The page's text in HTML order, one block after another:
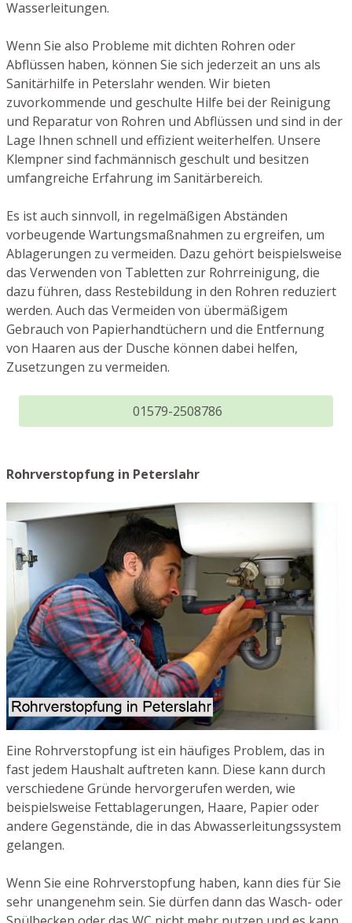
Wasserleitungen.
Wenn Sie also Probleme mit dichten Rohren oder
Abflüssen haben, können Sie sich jederzeit an uns als
Sanitärhilfe in Peterslahr wenden. Wir bieten
zuvorkommende und geschulte Hilfe bei der Reinigung
und Reparatur von Rohren und Abflüssen und sind in der
Lage Ihnen schnell und effizient weiterhelfen. Unsere
Klempner sind fachmännisch geschult und besitzen
umfangreiche Erfahrung im Sanitärbereich.
Es ist auch sinnvoll, in regelmäßigen Abständen
vorbeugende Wartungsmaßnahmen zu ergreifen, um
Ablagerungen zu vermeiden. Dazu gehört beispielsweise
das Verwenden von Tabletten zur Rohrreinigung, die
dazu führen, dass Restebildung in den Rohren reduziert
werden. Auch das Vermeiden von übermäßigem
Gebrauch von Papierhandtüchern und die Entfernung
von Haaren aus der Dusche können dabei helfen,
Zusetzungen zu vermeiden.
01579-2508786
Rohrverstopfung in Peterslahr
Eine Rohrverstopfung ist ein häufiges Problem, das in
fast jedem Haushalt auftreten kann. Diese kann durch
verschiedene Gründe hervorgerufen werden, wie
beispielsweise Fettablagerungen, Haare, Papier oder
andere Gegenstände, die in das Abwasserleitungssystem
gelangen.
Wenn Sie eine Rohrverstopfung haben, kann dies für Sie
sehr unangenehm sein. Sie dürfen dann das Wasch- oder